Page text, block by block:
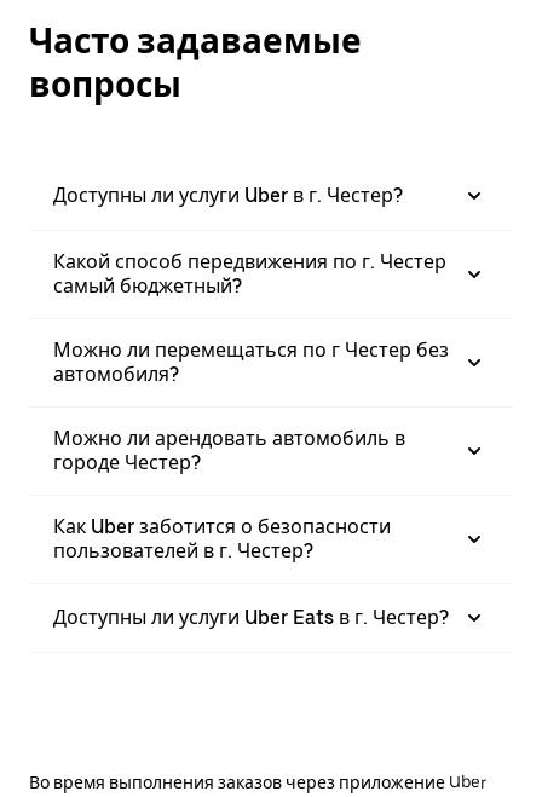
Часто задаваемые
вопросы
Доступны ли услуги Uber в г. Честер?
Какой способ передвижения по г. Честер
самый бюджетный?
Можно ли перемещаться по г Честер без
автомобиля?
Можно ли арендовать автомобиль в
городе Честер?
Как Uber заботится о безопасности
пользователей в г. Честер?
Доступны ли услуги Uber Eats в г. Честер?
Во время выполнения заказов через приложение Uber